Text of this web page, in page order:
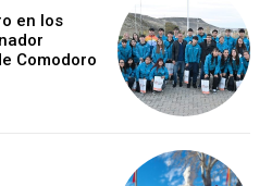
en los
Comodoro